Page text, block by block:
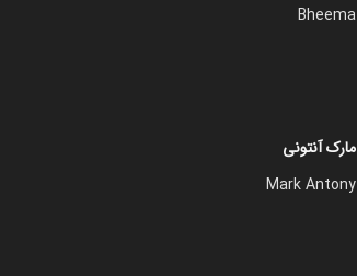
Bheema
مارک آنتونی
Mark Antony